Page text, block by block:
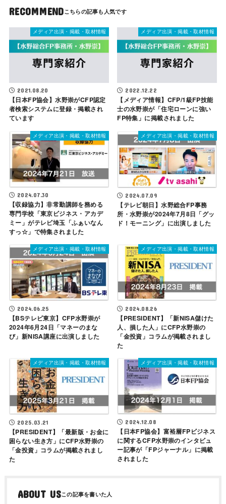
RECOMMEND
メディア出演・掲載・取材情報
2021.08.20
【日本FP協会】水野崇がCFP認定
者検索システムに登録・掲載され
ています
メディア出演・掲載・取材情報
2022.12.22
【メディア情報】CFP/1級FP技能
士の水野崇が「住宅ローンに強い
FP特集」に掲載されました
メディア出演・掲載・取材情報
2024.07.30
【収録協力】非常勤講師を務める
専門学校「東京ビジネス・アカデ
ミー」がテレビ埼玉「ふぁいなん
すっ☆」で特集されました
メディア出演・掲載・取材情報
2024.07.09
【テレビ朝日】水野総合FP事務
所・水野崇が2024年7月8日「グッ
ド！モーニング」に出演しました
メディア出演・掲載・取材情報
2024.06.25
【BSテレビ東京】CFP水野崇が
2024年6月24日「マネーのまな
び」新NISA講座に出演しました
メディア出演・掲載・取材情報
2024.08.26
【PRESIDENT】「新NISA儲けた
人、損した人」にCFP水野崇の
「金投資」コラムが掲載されまし
た
メディア出演・掲載・取材情報
2025.03.21
【PRESIDENT】「最新版・お金に
困らない生き方」にCFP水野崇の
「金投資」コラムが掲載されまし
た
メディア出演・掲載・取材情報
2024.12.08
【日本FP協会】富裕層FPビジネス
に関するCFP水野崇のインタビュ
ー記事が「FPジャーナル」に掲載
されました
ABOUT US